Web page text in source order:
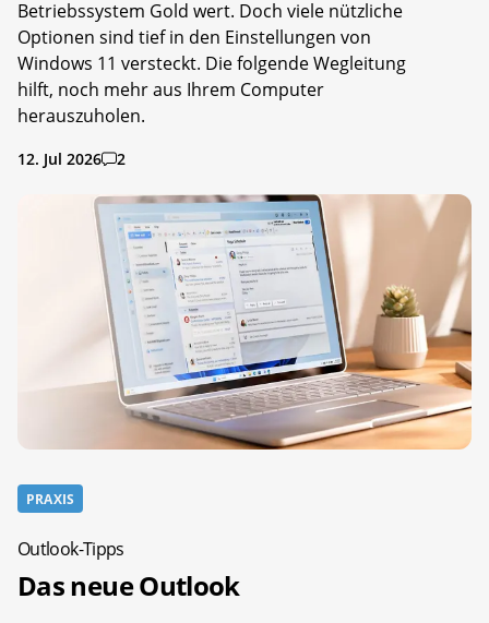
Betriebssystem Gold wert. Doch viele nützliche
Optionen sind tief in den Einstellungen von
Windows 11 versteckt. Die folgende Wegleitung
hilft, noch mehr aus Ihrem Computer
herauszuholen.
12. Jul 2026 2
PRAXIS
Outlook-Tipps
Das neue Outlook